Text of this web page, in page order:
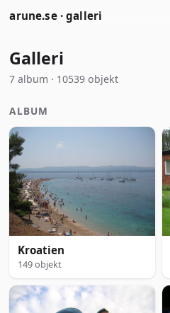
arune.se · galleri
Galleri
7 album · 10539 objekt
ALBUM
Kroatien
149 objekt